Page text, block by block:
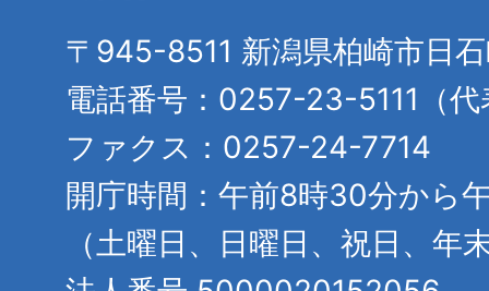
〒945-8511 新潟県柏崎市日
電話番号：0257-23-5111（代
ファクス：0257-24-7714
開庁時間：午前8時30分から
（土曜日、日曜日、祝日、年